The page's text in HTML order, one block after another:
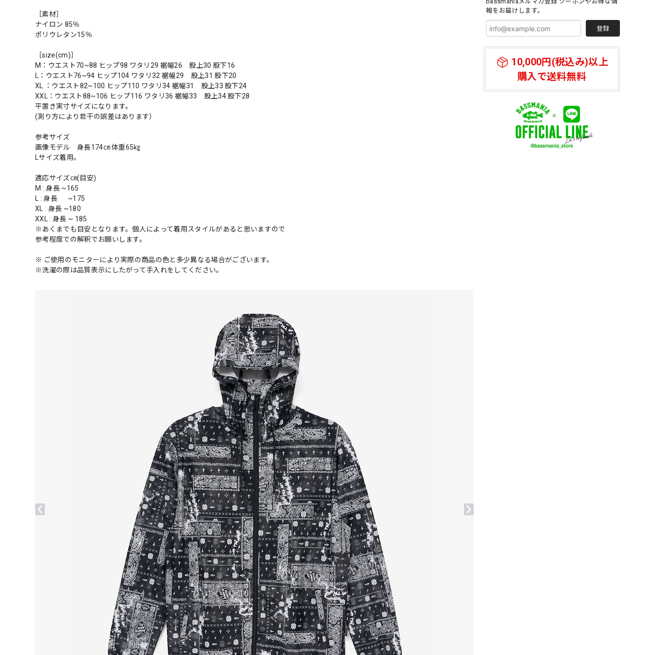
報をお届けします。
登録
10,000円(税込み)以上
購入で送料無料
［素材］
ナイロン 85％
ポリウレタン15％
［size(cm)］
M：ウエスト70~88 ヒップ98 ワタリ29 裾幅26 股上30 股下16
L：ウエスト76~94 ヒップ104 ワタリ32 裾幅29 股上31 股下20
XL ：ウエスト82~100 ヒップ110 ワタリ34 裾幅31 股上33 股下24
XXL：ウエスト88~106 ヒップ116 ワタリ36 裾幅33 股上34 股下28
平置き実寸サイズになります。
(測り方により若干の誤差はあります）
参考サイズ
画像モデル 身長174㎝ 体重65㎏
Lサイズ着用。
適応サイズ㎝(目安)
M : 身長 ~165
L : 身長 ~175
XL : 身長 ~180
XXL : 身長 ~ 185
※あくまでも目安となります。個人によって着用スタイルがあると思いますので
参考程度での解釈でお願いします。
※ ご使用のモニターにより実際の商品の色と多少異なる場合がございます。
※洗濯の際は品質表示にしたがって手入れをしてください。